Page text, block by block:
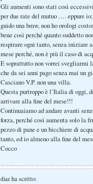
Gli aumenti sono stati così
per due rate del mutuo …. eppure
guido una bmw, non ho orologi
bene così perché quanto suddetto
respirare ogni tanto, senza iniziare
mese perché, non è più il caso di
E soprattutto non vorrei svegliarmi
che da sei anni pago senza mai un
Casciano V.P. non una villa.
Questa purtroppo è l’Italia di oggi,
arrivare alla fine del mese!!!
Continuaiamo ad andare avanti
forza, perché così aumenta solo la
pezzo di pane e un bicchiere di
tanto, ed io almeno alla fine del
Cocco
diaz ha scritto: